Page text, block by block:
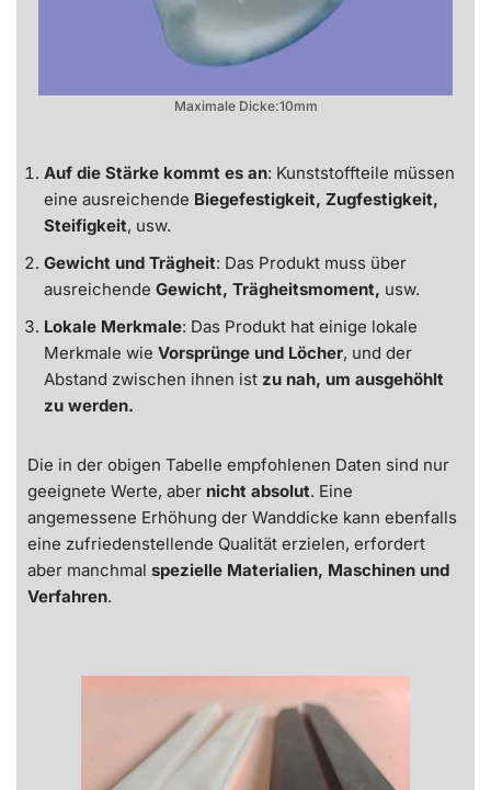
Maximale Dicke:10mm
Auf die Stärke kommt es an: Kunststoffteile müssen
eine ausreichende Biegefestigkeit, Zugfestigkeit,
Steifigkeit, usw.
Gewicht und Trägheit: Das Produkt muss über
ausreichende Gewicht, Trägheitsmoment, usw.
Lokale Merkmale: Das Produkt hat einige lokale
Merkmale wie Vorsprünge und Löcher, und der
Abstand zwischen ihnen ist zu nah, um ausgehöhlt
zu werden.
Die in der obigen Tabelle empfohlenen Daten sind nur
geeignete Werte, aber nicht absolut. Eine
angemessene Erhöhung der Wanddicke kann ebenfalls
eine zufriedenstellende Qualität erzielen, erfordert
aber manchmal spezielle Materialien, Maschinen und
Verfahren.